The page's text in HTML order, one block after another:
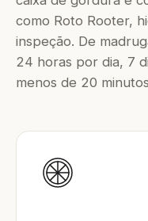
como Roto Rooter,
inspeção. De
24 horas por dia, 7
menos de 20